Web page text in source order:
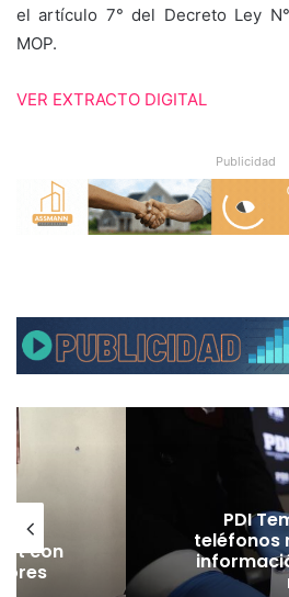
el artículo 7° del Decreto Ley
MOP.
VER EXTRACTO DIGITAL
Publicidad
en
con
PDI
teléfonos